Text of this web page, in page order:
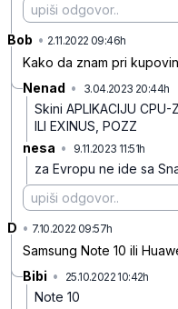
Bob • 2.11.2022 09:46h
Kako da znam pri
Nenad • 3.04.2023 20:44h
Skini APLIKACIJU CPU-
ILI EXINUS, POZZ
nesa • 9.11.2023 11:51h
za Evropu ne ide sa
D • 7.10.2022 09:57h
Samsung Note 10 ili
Bibi • 25.10.2022 10:42h
Note 10